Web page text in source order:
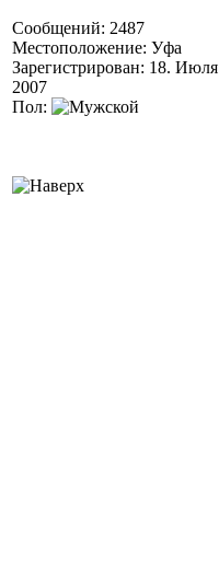
Сообщений: 2487
Местоположение: Уфа
Зарегистрирован: 18. Июля
2007
Пол: